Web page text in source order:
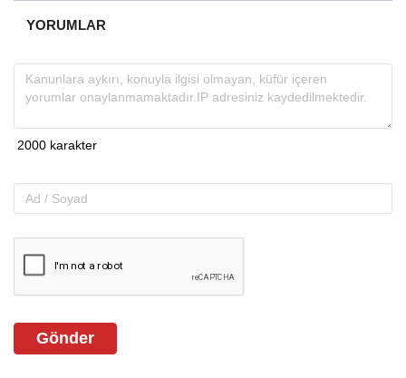
YORUMLAR
Gönder